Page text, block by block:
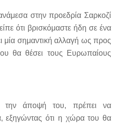
στην προεδρία Σαρκοζί
ότι βρισκόμαστε ήδη σε ένα
μία σημαντική αλλαγή ως προς
θα θέσει τους Ευρωπαίους
άποψή του, πρέπει να
εξηγώντας ότι η χώρα του θα